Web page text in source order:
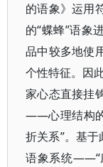
的语象》运用
的“蝶蜂”语象
品中较多地使
个性特征。因
家心态直接挂
――心理结构的
折关系”。基
语象系统――“